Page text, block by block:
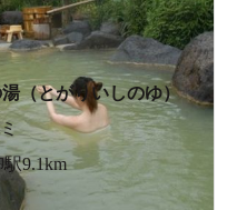
（とがりいしのゆ）
9.1km